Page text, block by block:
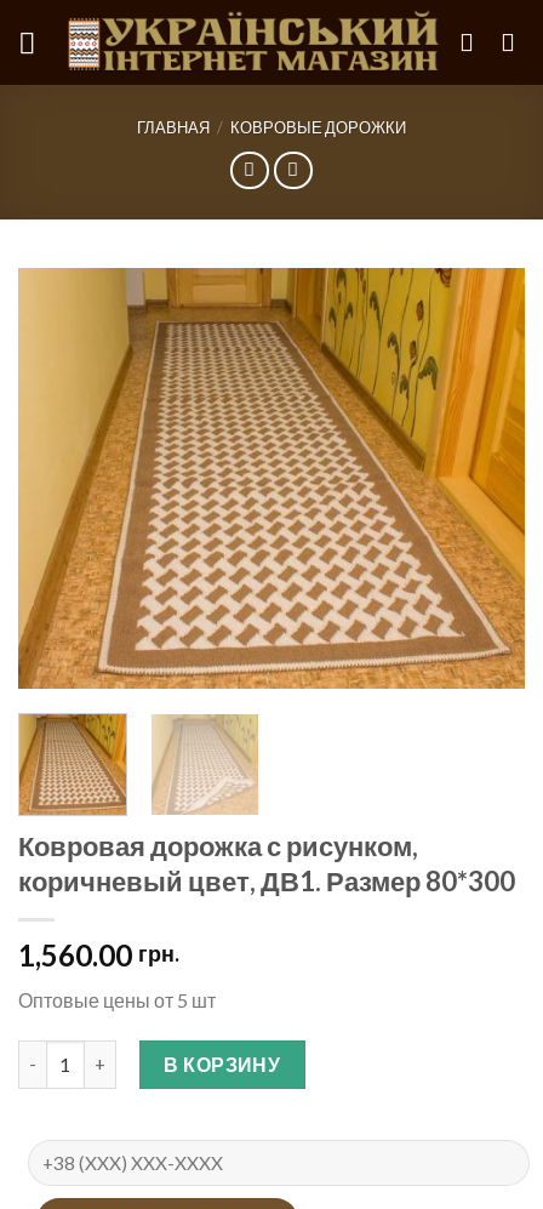
ГЛАВНАЯ / КОВРОВЫЕ ДОРОЖКИ
Ковровая дорожка с рисунком,
коричневый цвет, ДВ1. Размер 80*300
1,560.00 грн.
Оптовые цены от 5 шт
Количество В КОРЗИНУ